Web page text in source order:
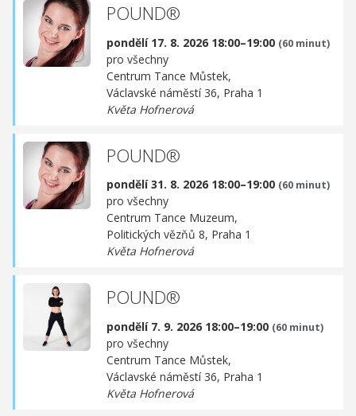
POUND®
pondělí 17. 8. 2026 18:00–19:00 (60 minut)
pro všechny
Centrum Tance Můstek,
Václavské náměstí 36, Praha 1
Květa Hofnerová
POUND®
pondělí 31. 8. 2026 18:00–19:00 (60 minut)
pro všechny
Centrum Tance Muzeum,
Politických vězňů 8, Praha 1
Květa Hofnerová
POUND®
pondělí 7. 9. 2026 18:00–19:00 (60 minut)
pro všechny
Centrum Tance Můstek,
Václavské náměstí 36, Praha 1
Květa Hofnerová